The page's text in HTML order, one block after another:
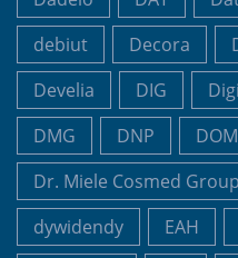
debiut
Decora
Develia
DIG
DMG
DNP DOM
Dr. Miele Cosmed Group
dywidendy
EAH